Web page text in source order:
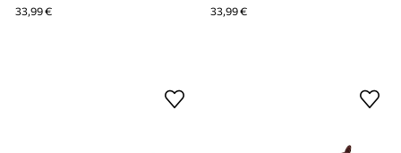
33,99 € 33,99 €